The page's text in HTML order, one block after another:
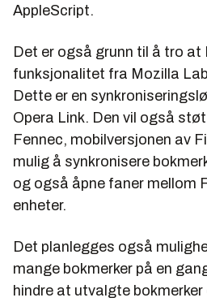
AppleScript.
Det er også grunn til å tro at
funksjonalitet fra Mozilla
Dette er en
Opera Link. Den vil også
Fennec, mobilversjonen av
mulig å synkronisere
og også åpne faner mellom
enheter.
Det planlegges også
mange bokmerker på en
hindre at utvalgte